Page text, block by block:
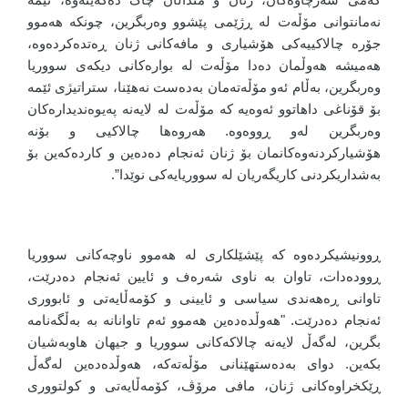
نەمانتوانی مۆڵەت لە ڕژێمی پێشوو وەربگرین، چونکە هەموو
جۆرە چالاکییەکی هۆشیاری و مافەکانی ژنان ڕەتدەکردەوە،
هەمیشە هەوڵمان دەدا مۆڵەت لە بوارەکانی دیکەی سووریا
وەربگرین، بەڵام ئەو مۆڵەتەمان بەدەست نەهێنا، ستراتیژی ئێمە
بۆ قۆناغی داهاتوو ئەوەیە کە مۆڵەت لە لایەنە پەیوەندیدارەکان
وەربگرین لەو ڕووەوە. هەروەها چالاکیی و بۆنە
هۆشیارکردنەوەکانمان بۆ ژنان ئەنجام دەدەین و کاردەکەین بۆ
بەشداریکردنی کاریگەریان لە سووریایەکی نوێدا”.
ڕوونیشیکردەوە کە پێشێلکاری لە هەموو ناوچەکانی سووریا
ڕوودەدات، تاوان بە ناوی شەرەف و ئایین ئەنجام دەدرێت،
تاوانی ڕەهەندی سیاسی و ئایینی و کۆمەڵایەتی و ئابووری
ئەنجام دەدرێت. "هەوڵدەدەین هەموو ئەم تاوانانە بە بەڵگەنامە
بگرین، لەگەڵ لایەنە چالاکەکانی سووریا و جیهان هاوبەشیان
بکەین. دوای بەدەستهێنانی مۆڵەتەکە، هەوڵدەدەین لەگەڵ
ڕێکخراوەکانی ژنان، مافی مرۆڤ، کۆمەڵایەتی و کولتووری